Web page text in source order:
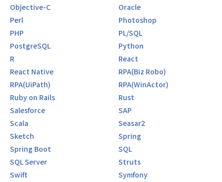
Objective-C
Oracle
Perl
Photoshop
PHP
PL/SQL
PostgreSQL
Python
R
React
React Native
RPA(Biz Robo)
RPA(UiPath)
RPA(WinActor)
Ruby on Rails
Rust
Salesforce
SAP
Scala
Seasar2
Sketch
Spring
Spring Boot
SQL
SQL Server
Struts
Swift
Symfony